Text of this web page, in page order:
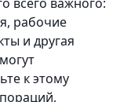
рабочие
и другая
к этому